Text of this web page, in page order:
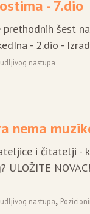
- 7.dio
šest
- 2.dio -
nastupa
nema
i čitatelji -
ULOŽITE
nastupa,